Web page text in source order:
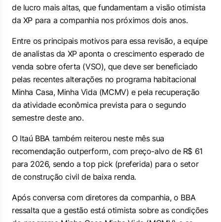
de lucro mais altas, que fundamentam a visão otimista
da XP para a companhia nos próximos dois anos.
Entre os principais motivos para essa revisão, a equipe
de analistas da XP aponta o crescimento esperado de
venda sobre oferta (VSO), que deve ser beneficiado
pelas recentes alterações no programa habitacional
Minha Casa, Minha Vida (MCMV) e pela recuperação
da atividade econômica prevista para o segundo
semestre deste ano.
O Itaú BBA também reiterou neste mês sua
recomendação outperform, com preço-alvo de R$ 61
para 2026, sendo a top pick (preferida) para o setor
de construção civil de baixa renda.
Após conversa com diretores da companhia, o BBA
ressalta que a gestão está otimista sobre as condições